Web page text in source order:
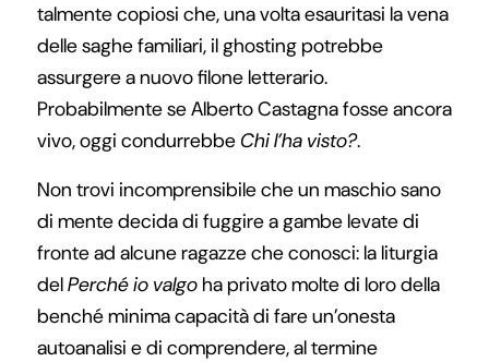
talmente copiosi che, una volta esauritasi la vena
delle saghe familiari, il ghosting potrebbe
assurgere a nuovo filone letterario.
Probabilmente se Alberto Castagna fosse ancora
vivo, oggi condurrebbe Chi l’ha visto?.
Non trovi incomprensibile che un maschio sano
di mente decida di fuggire a gambe levate di
fronte ad alcune ragazze che conosci: la liturgia
delPerché io valgoha privato molte di loro della
benché minima capacità di fare un’onesta
autoanalisi e di comprendere, al termine